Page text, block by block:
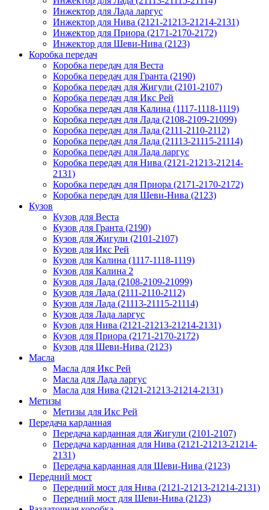
Инжектор для Лада ларгус
Инжектор для Нива (2121-21213-21214-2131)
Инжектор для Приора (2171-2170-2172)
Инжектор для Шеви-Нива (2123)
Коробка передач
Коробка передач для Веста
Коробка передач для Гранта (2190)
Коробка передач для Жигули (2101-2107)
Коробка передач для Икс Рей
Коробка передач для Калина (1117-1118-1119)
Коробка передач для Лада (2108-2109-21099)
Коробка передач для Лада (2111-2110-2112)
Коробка передач для Лада (21113-21115-21114)
Коробка передач для Лада ларгус
Коробка передач для Нива (2121-21213-21214-
2131)
Коробка передач для Приора (2171-2170-2172)
Коробка передач для Шеви-Нива (2123)
Кузов
Кузов для Веста
Кузов для Гранта (2190)
Кузов для Жигули (2101-2107)
Кузов для Икс Рей
Кузов для Калина (1117-1118-1119)
Кузов для Калина 2
Кузов для Лада (2108-2109-21099)
Кузов для Лада (2111-2110-2112)
Кузов для Лада (21113-21115-21114)
Кузов для Лада ларгус
Кузов для Нива (2121-21213-21214-2131)
Кузов для Приора (2171-2170-2172)
Кузов для Шеви-Нива (2123)
Масла
Масла для Икс Рей
Масла для Лада ларгус
Масла для Нива (2121-21213-21214-2131)
Метизы
Метизы для Икс Рей
Передача карданная
Передача карданная для Жигули (2101-2107)
Передача карданная для Нива (2121-21213-21214-
2131)
Передача карданная для Шеви-Нива (2123)
Передний мост
Передний мост для Нива (2121-21213-21214-2131)
Передний мост для Шеви-Нива (2123)